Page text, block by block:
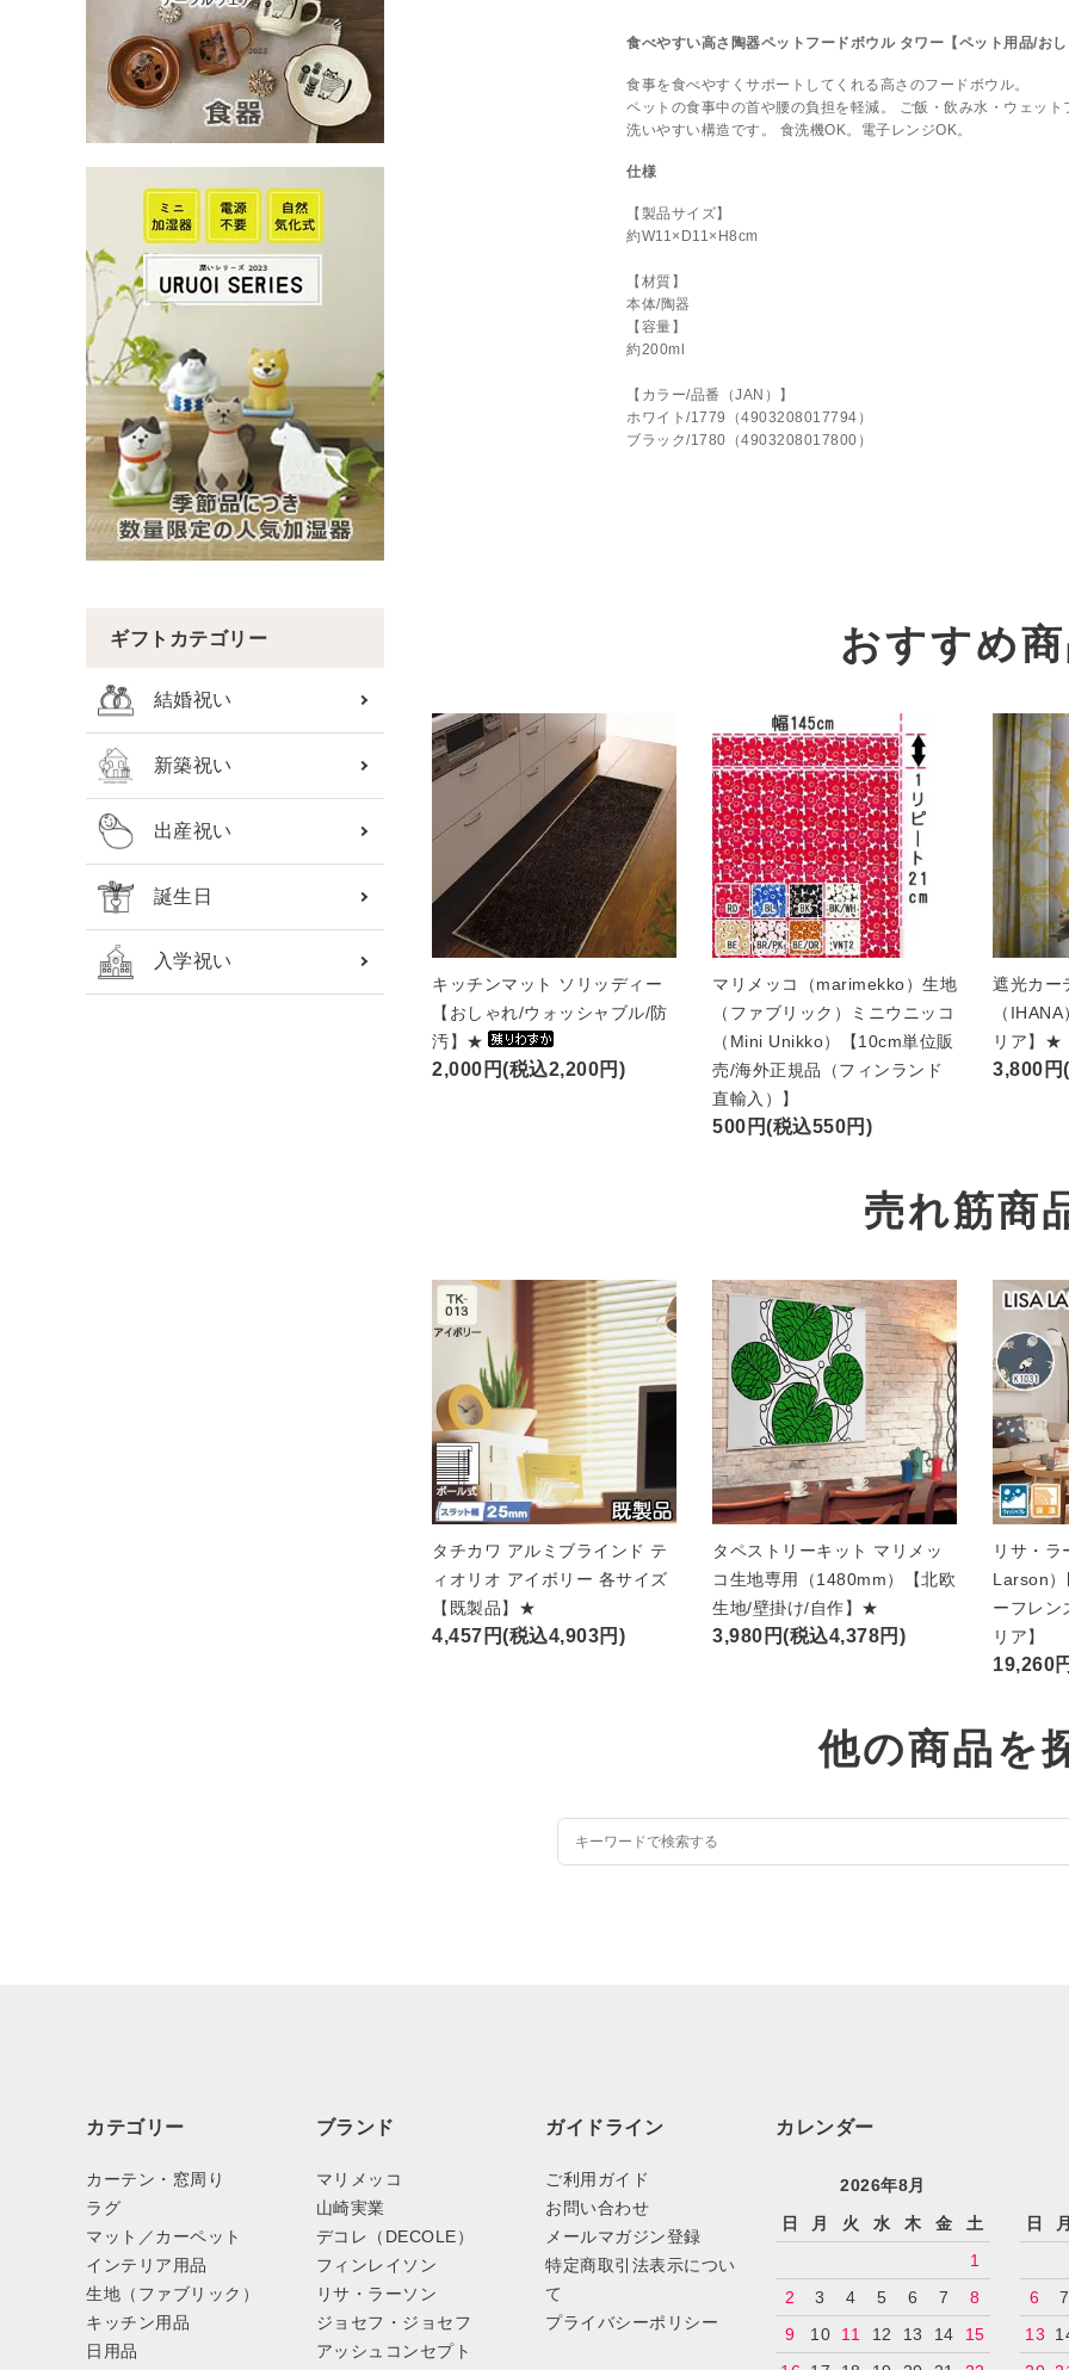
ギフトカテゴリー
結婚祝い
新築祝い
出産祝い
誕生日
入学祝い
食べやすい高さ陶器ペットフードボウル タワー【ペット用品/お
食事を食べやすくサポートしてくれる高さのフードボウル。
ペットの食事中の首や腰の負担を軽減。 ご飯・飲み水・ウェット
洗いやすい構造です。 食洗機OK。電子レンジOK。
仕様
【製品サイズ】
約W11×D11×H8cm
【材質】
本体/陶器
【容量】
約200ml
【カラー/品番（JAN）】
ホワイト/1779（4903208017794）
ブラック/1780（4903208017800）
おすすめ
キッチンマット ソリッディー
【おしゃれ/ウォッシャブル/防
汚】★
2,000円(税込2,200円)
マリメッコ（marimekko）生地
（ファブリック）ミニウニッコ
（Mini Unikko）【10cm単位販
売/海外正規品（フィンランド
直輸入）】
500円(税込550円)
遮光カー
（
リア】★
3,800円
売れ筋商
タチカワ アルミブラインド テ
ィオリオ アイボリー 各サイズ
【既製品】★
4,457円(税込4,903円)
タペストリーキット マリメッ
コ生地専用（1480mm）【北欧
生地/壁掛け/自作】★
3,980円(税込4,378円)
リサ・ラ
Larson
ーフレン
リア】
19,260
他の商品を
カテゴリー
カーテン・窓周り
ラグ
マット／カーペット
インテリア用品
生地（ファブリック）
キッチン用品
日用品
ブランド
マリメッコ
山崎実業
デコレ（DECOLE）
フィンレイソン
リサ・ラーソン
ジョセフ・ジョセフ
アッシュコンセプト
ガイドライン
ご利用ガイド
お問い合わせ
メールマガジン登録
特定商取引法表示につい
て
プライバシーポリシー
カレンダー
2026年8月
日
月 火 水 木 金
土
1
2
3 4 5 6 7
8
9
10 11 12 13 14
15
日
6
7
13